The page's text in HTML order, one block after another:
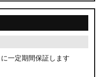
一定期間保証します